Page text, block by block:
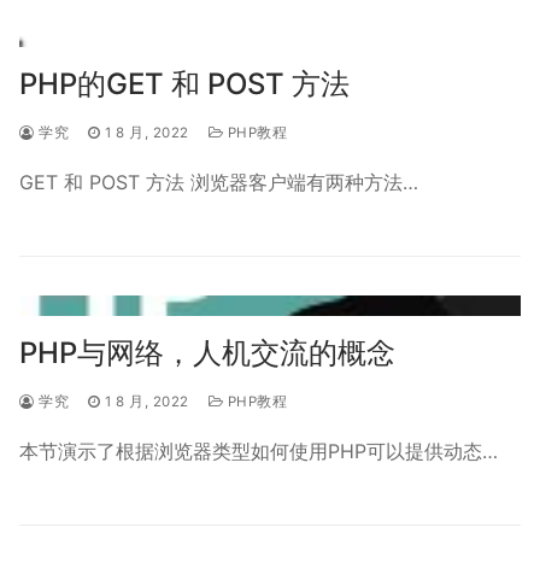
PHP的GET 和 POST 方法
学究 1 8 月, 2022 PHP教程
GET 和 POST 方法 浏览器客户端有两种方法…
PHP与网络，人机交流的概念
学究 1 8 月, 2022 PHP教程
本节演示了根据浏览器类型如何使用PHP可以提供动态…